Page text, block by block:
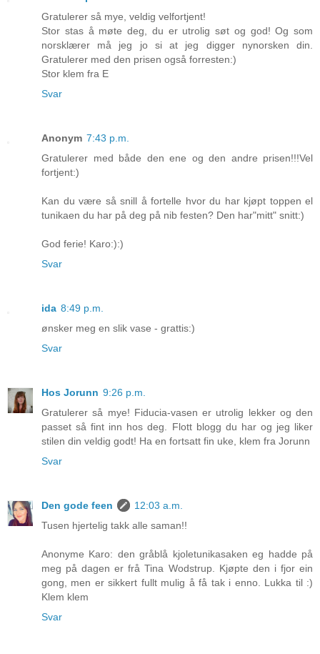
Gratulerer så mye, veldig velfortjent!
Stor stas å møte deg, du er utrolig søt og god! Og som
norsklærer må jeg jo si at jeg digger nynorsken din.
Gratulerer med den prisen også forresten:)
Stor klem fra E
Svar
Anonym 7:43 p.m.
Gratulerer med både den ene og den andre prisen!!!Vel
fortjent:)
Kan du være så snill å fortelle hvor du har kjøpt toppen el
tunikaen du har på deg på nib festen? Den har"mitt" snitt:)
God ferie! Karo:):)
Svar
ida 8:49 p.m.
ønsker meg en slik vase - grattis:)
Svar
Hos Jorunn 9:26 p.m.
Gratulerer så mye! Fiducia-vasen er utrolig lekker og den
passet så fint inn hos deg. Flott blogg du har og jeg liker
stilen din veldig godt! Ha en fortsatt fin uke, klem fra Jorunn
Svar
Den gode feen
12:03 a.m.
Tusen hjertelig takk alle saman!!
Anonyme Karo: den gråblå kjoletunikasaken eg hadde på
meg på dagen er frå Tina Wodstrup. Kjøpte den i fjor ein
gong, men er sikkert fullt mulig å få tak i enno. Lukka til :)
Klem klem
Svar